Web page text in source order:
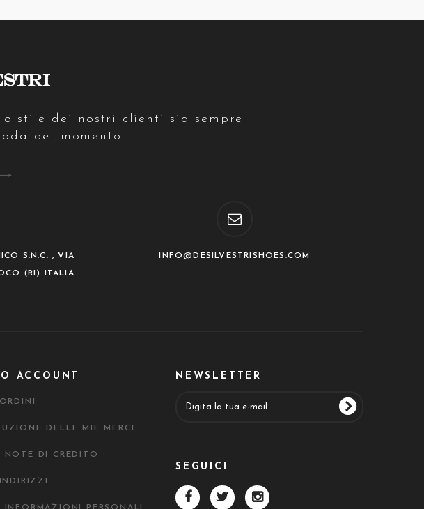
stile dei nostri clienti sia sempre
del momento.
S.N.C. , VIA
(RI) ITALIA
INFO@DESILVESTRISHOES.COM
ACCOUNT
DELLE MIE MERCI
NOTE DI CREDITO
NEWSLETTER
SEGUICI